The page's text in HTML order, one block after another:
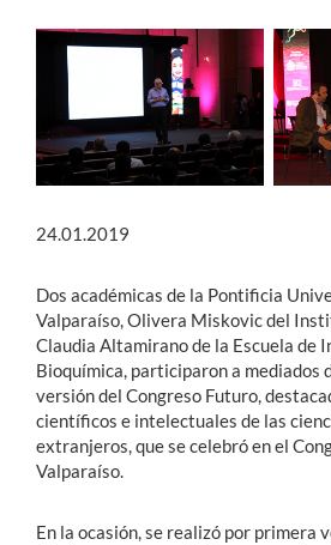
24.01.2019
Dos académicas de la Pontificia
Valparaíso, Olivera Miskovic del
Claudia Altamirano de la Escuela de
Bioquímica, participaron a mediados
versión del Congreso Futuro,
científicos e intelectuales de las
extranjeros, que se celebró en el
Valparaíso.
En la ocasión, se realizó por primera